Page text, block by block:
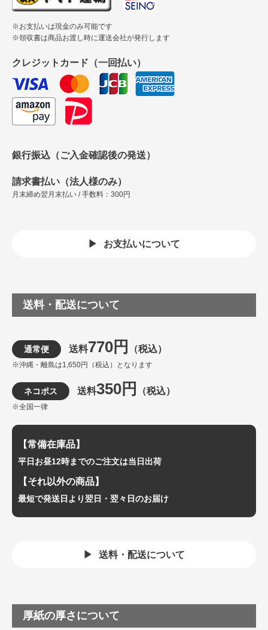
※お支払いは現金のみ可能です
※領収書は商品お渡し時に運送会社が発行します
クレジットカード（一回払い）
銀行振込（ご入金確認後の発送）
請求書払い（法人様のみ）
月末締め翌月末払い / 手数料：300円
お支払いについて
送料・配送について
通常便 送料770円 （税込）
※沖縄・離島は1,650円（税込）となります
ネコポス 送料350円 （税込）
※全国一律
【常備在庫品】
平日お昼12時までのご注文は当日出荷
【それ以外の商品】
最短で発送日より翌日・翌々日のお届け
送料・配送について
厚紙の厚さについて